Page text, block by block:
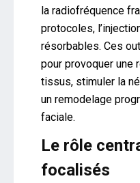
la radiofréquence
protocoles,
résorbables. Ces
pour provoquer une
tissus, stimuler la
un remodelage
faciale.
Le rôle
focalisés